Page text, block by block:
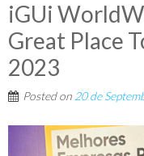
iGUi
Great Place
2023
Posted on 20 de